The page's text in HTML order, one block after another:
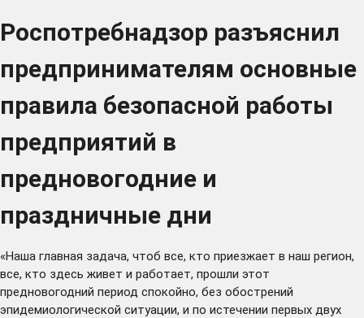
Роспотребнадзор разъяснил
предпринимателям основные
правила безопасной работы
предприятий в
предновогодние и
праздничные дни
«Наша главная задача, чтоб все, кто приезжает в наш регион,
все, кто здесь живет и работает, прошли этот
предновогодний период спокойно, без обострений
эпидемиологической ситуации, и по истечении первых двух